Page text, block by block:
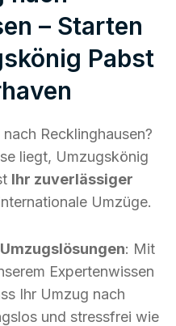
– Starten
Pabst
Recklinghausen?
liegt, Umzugskönig
Ihr zuverlässiger
Umzüge.
: Mit
Expertenwissen
Ihr Umzug nach
und stressfrei wie